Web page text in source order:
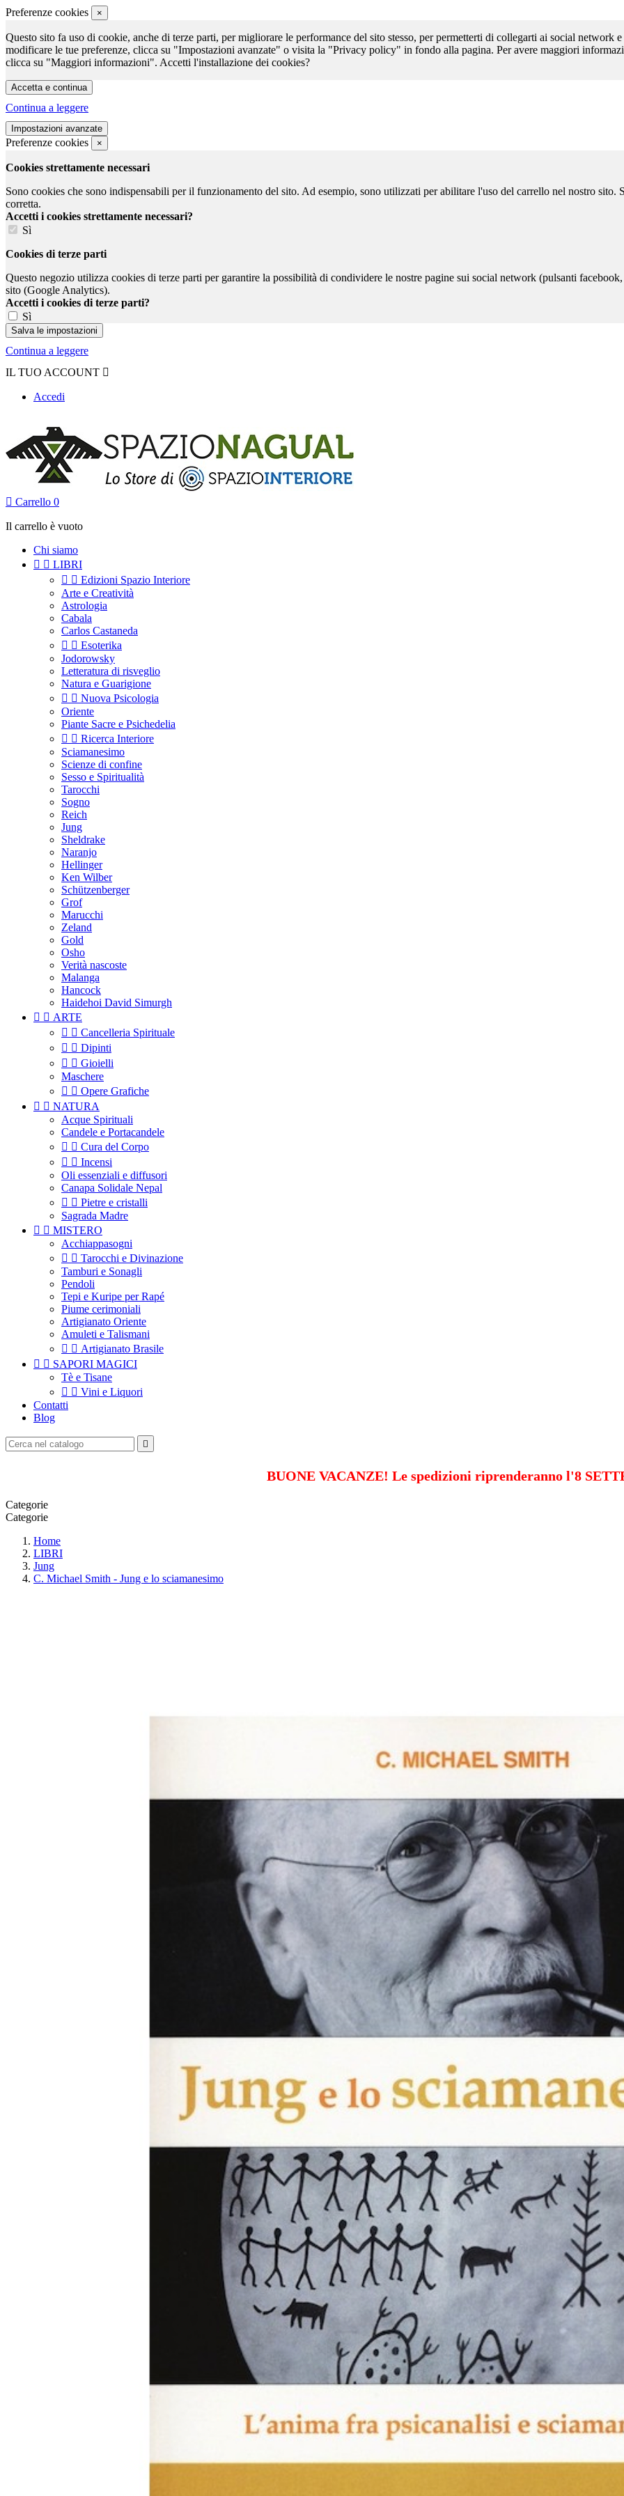
Preferenze cookies ×
Questo sito fa uso di cookie, anche di terze parti, per migliorare le performance del sito stesso, per permetterti di collegarti ai social network
modificare le tue preferenze, clicca su "Impostazioni avanzate" o visita la "Privacy policy" in fondo alla pagina. Per avere maggiori
clicca su "Maggiori informazioni". Accetti l'installazione dei cookies?
Continua a leggere
Preferenze cookies ×
Cookies strettamente necessari
Sono cookies che sono indispensabili per il funzionamento del sito. Ad esempio, sono utilizzati per abilitare l'uso del carrello nel nostro sito.
corretta.
Accetti i cookies strettamente necessari?
Sì
Cookies di terze parti
Questo negozio utilizza cookies di terze parti per garantire la possibilità di condividere le nostre pagine sui social network (pulsanti
sito (Google Analytics).
Accetti i cookies di terze parti?
Sì
Continua a leggere
IL TUO ACCOUNT 
Accedi
 Carrello 0
Il carrello è vuoto
Chi siamo
  LIBRI
  Edizioni Spazio Interiore
Arte e Creatività
Astrologia
Cabala
Carlos Castaneda
  Esoterika
Jodorowsky
Letteratura di risveglio
Natura e Guarigione
  Nuova Psicologia
Oriente
Piante Sacre e Psichedelia
  Ricerca Interiore
Sciamanesimo
Scienze di confine
Sesso e Spiritualità
Tarocchi
Sogno
Reich
Jung
Sheldrake
Naranjo
Hellinger
Ken Wilber
Schützenberger
Grof
Marucchi
Zeland
Gold
Osho
Verità nascoste
Malanga
Hancock
Haidehoi David Simurgh
  ARTE
  Cancelleria Spirituale
  Dipinti
  Gioielli
Maschere
  Opere Grafiche
  NATURA
Acque Spirituali
Candele e Portacandele
  Cura del Corpo
  Incensi
Oli essenziali e diffusori
Canapa Solidale Nepal
  Pietre e cristalli
Sagrada Madre
  MISTERO
Acchiappasogni
  Tarocchi e Divinazione
Tamburi e Sonagli
Pendoli
Tepi e Kuripe per Rapé
Piume cerimoniali
Artigianato Oriente
Amuleti e Talismani
  Artigianato Brasile
  SAPORI MAGICI
Tè e Tisane
  Vini e Liquori
Contatti
Blog

BUONE VACANZE! Le spedizioni riprenderanno l'8
Categorie
Categorie
Home
LIBRI
Jung
C. Michael Smith - Jung e lo sciamanesimo